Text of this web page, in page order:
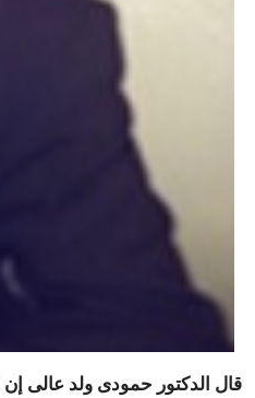
قال الدكتور حمودى ولد عالى إن